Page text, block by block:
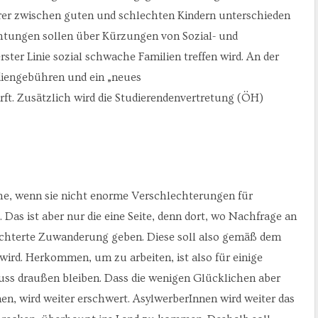
zwischen guten und schlechten Kindern unterschieden
sollen über Kürzungen von Sozial- und
Linie sozial schwache Familien treffen wird. An der
und ein „neues
Zusätzlich wird die Studierendenvertretung (ÖH)
wenn sie nicht enorme Verschlechterungen für
ist aber nur die eine Seite, denn dort, wo Nachfrage an
Zuwanderung geben. Diese soll also gemäß dem
Herkommen, um zu arbeiten, ist also für einige
draußen bleiben. Dass die wenigen Glücklichen aber
wird weiter erschwert. AsylwerberInnen wird weiter das